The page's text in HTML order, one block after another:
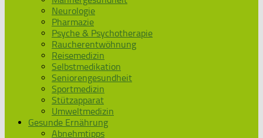
Neurologie
Pharmazie
Psyche & Psychotherapie
Raucherentwöhnung
Reisemedizin
Selbstmedikation
Seniorengesundheit
Sportmedizin
Stützapparat
Umweltmedizin
Gesunde Ernährung
Abnehmtipps